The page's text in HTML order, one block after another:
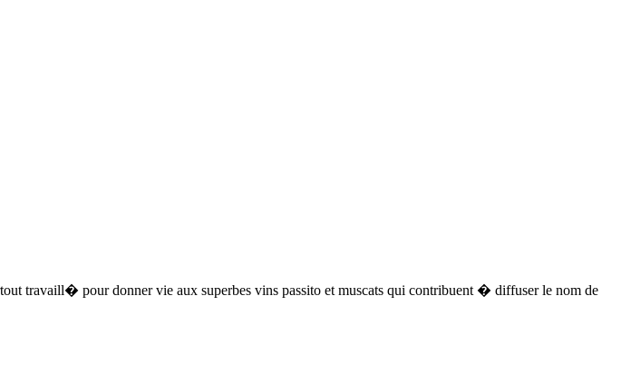
travaill� pour donner vie aux superbes vins passito et muscats qui contribuent � diffuser le nom de